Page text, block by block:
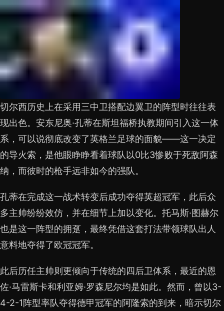
切尔西历史上在采用三中卫搭配边翼卫的阵型时往往表
现出色。安东尼奥·孔蒂在斯坦福桥执教期间引入这一体
系，可以说彻底改变了英格兰足球的面貌——这一决定
的导火索，是他眼睁睁看着球队以0比3惨败于死敌阿森
纳，而彼时的枪手远非如今的强队。
孔蒂在完成这一战术转变后成功夺得英超冠军，此后众
多主帅纷纷效仿，并在细节上加以变化。托马斯·图赫尔
也是这一阵型的拥趸，最终凭借这套打法带领球队出人
意料地夺得了欧冠冠军。
此后历任主帅则更倾向于传统的四后卫体系，最近的恩
佐·马雷斯卡和利亚姆·罗森尼尔均是如此。然而，曾以3-
4-2-1阵型率队夺得德甲冠军的阿隆索的到来，暗示切尔